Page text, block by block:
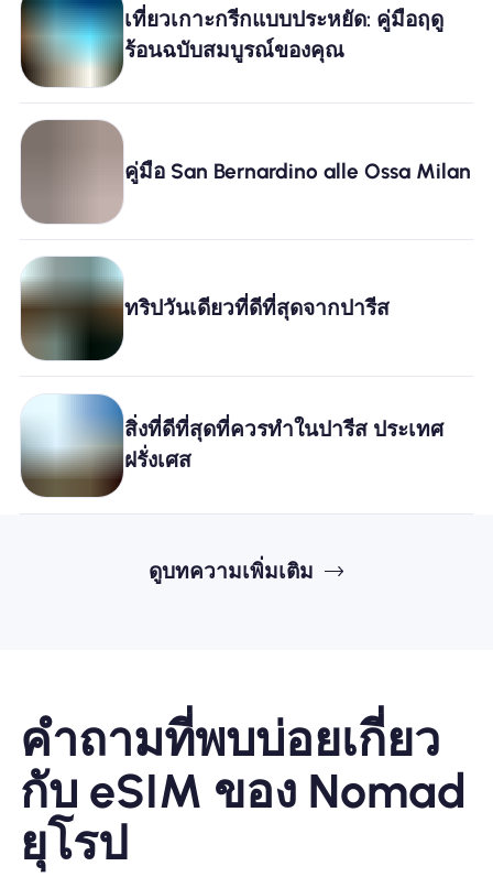
เที่ยวเกาะกรีกแบบประหยัด: คู่มือฤดู
ร้อนฉบับสมบูรณ์ของคุณ
คู่มือ San Bernardino alle Ossa Milan
ทริปวันเดียวที่ดีที่สุดจากปารีส
สิ่งที่ดีที่สุดที่ควรทำในปารีส ประเทศ
ฝรั่งเศส
ดูบทความเพิ่มเติม
คำถามที่พบบ่อยเกี่ยว
กับ eSIM ของ Nomad
ยุโรป